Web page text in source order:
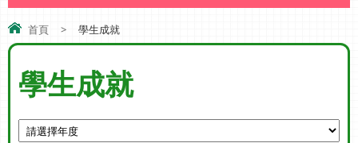
首頁 > 學生成就
學生成就